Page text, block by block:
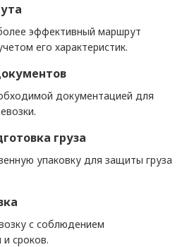
эффективный маршрут
его характеристик.
документацией для
груза
упаковку для защиты груза
с соблюдением
сроков.